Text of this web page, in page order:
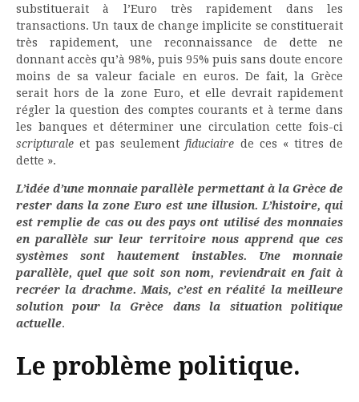
substituerait à l’Euro très rapidement dans les
transactions. Un taux de change implicite se constituerait
très rapidement, une reconnaissance de dette ne
donnant accès qu’à 98%, puis 95% puis sans doute encore
moins de sa valeur faciale en euros. De fait, la Grèce
serait hors de la zone Euro, et elle devrait rapidement
régler la question des comptes courants et à terme dans
les banques et déterminer une circulation cette fois-ci
scripturale et pas seulementfiduciaire de ces « titres de
dette ».
L’idée d’une monnaie parallèle permettant à la Grèce de
rester dans la zone Euro est une illusion. L’histoire, qui
est remplie de cas ou des pays ont utilisé des monnaies
en parallèle sur leur territoire nous apprend que ces
systèmes sont hautement instables. Une monnaie
parallèle, quel que soit son nom, reviendrait en fait à
recréer la drachme. Mais, c’est en réalité la meilleure
solution pour la Grèce dans la situation politique
actuelle.
Le problème politique.